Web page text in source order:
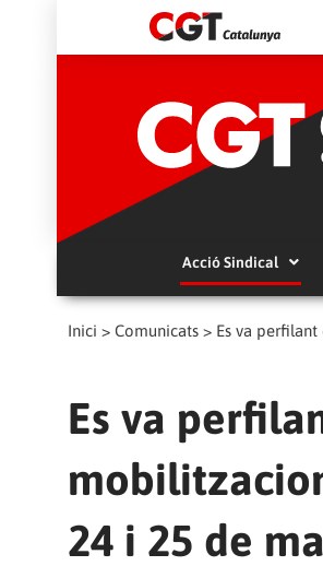
Acció Sindical
Inici > Comunicats > Es va
Es va
24 i 25 de